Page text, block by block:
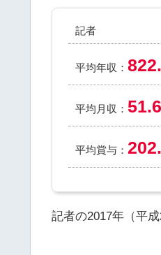
記者
平均年収：
平均月収： 51.6
平均賞与：
記者の2017年（平